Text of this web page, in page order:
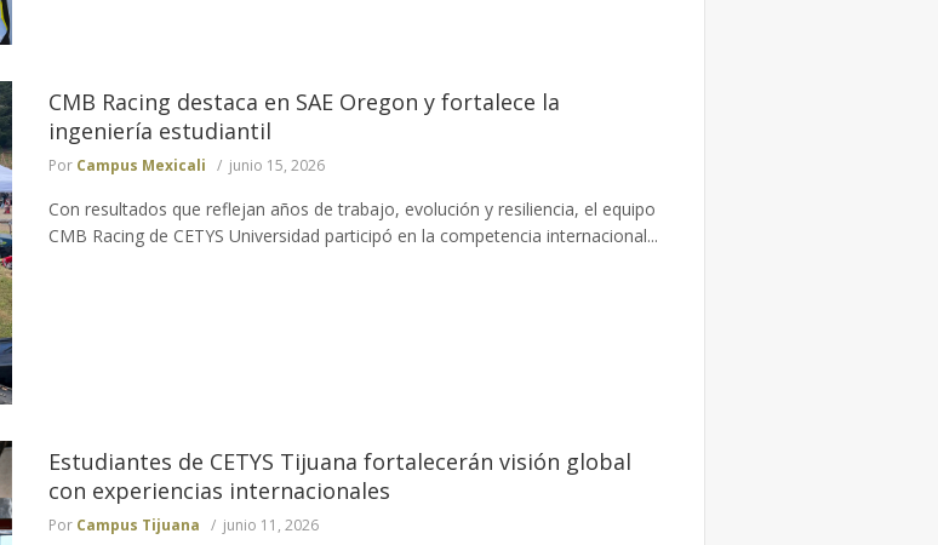
CMB Racing destaca en SAE Oregon y fortalece la
ingeniería estudiantil
Por Campus Mexicali junio 15, 2026
Con resultados que reflejan años de trabajo, evolución y resiliencia, el equipo
CMB Racing de CETYS Universidad participó en la competencia internacional...
Estudiantes de CETYS Tijuana fortalecerán visión global
con experiencias internacionales
Por Campus Tijuana junio 11, 2026